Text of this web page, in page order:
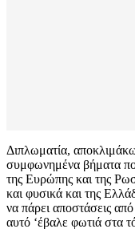
Διπλωματία,
συμφωνημένα βήματα
της Ευρώπης και της
και φυσικά και της
να πάρει αποστάσεις
αυτό ‘έβαλε φωτιά στα